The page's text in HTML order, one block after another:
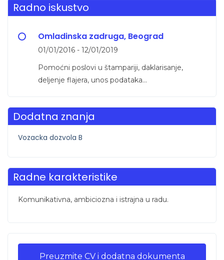
Radno iskustvo
Omladinska zadruga, Beograd
01/01/2016 - 12/01/2019
Pomoćni poslovi u štampariji, daklarisanje,
deljenje flajera, unos podataka...
Dodatna znanja
Vozacka dozvola B
Radne karakteristike
Komunikativna, ambiciozna i istrajna u radu.
Preuzmite CV i dodatna dokumenta